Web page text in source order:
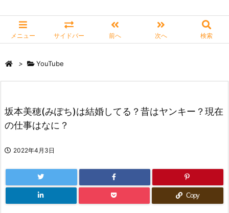
メニュー サイドバー 前へ 次へ 検索
> YouTube
坂本美穂(みぽち)は結婚してる？昔はヤンキー？現在
の仕事はなに？
2022年4月3日
Copy